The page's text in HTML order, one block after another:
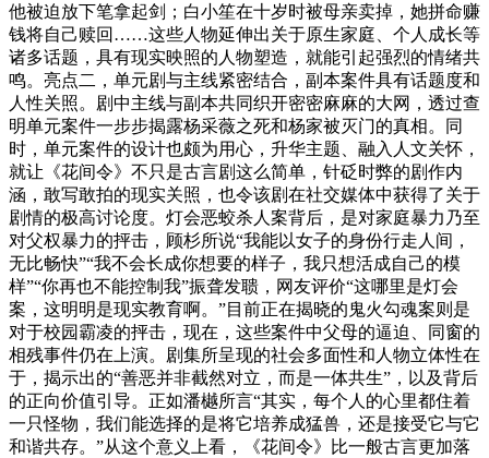
他被迫放下笔拿起剑；白小笙在十岁时被母亲卖掉，她拼命赚
钱将自己赎回……这些人物延伸出关于原生家庭、个人成长等
诸多话题，具有现实映照的人物塑造，就能引起强烈的情绪共
鸣。亮点二，单元剧与主线紧密结合，副本案件具有话题度和
人性关照。剧中主线与副本共同织开密密麻麻的大网，透过查
明单元案件一步步揭露杨采薇之死和杨家被灭门的真相。同
时，单元案件的设计也颇为用心，升华主题、融入人文关怀，
就让《花间令》不只是古言剧这么简单，针砭时弊的剧作内
涵，敢写敢拍的现实关照，也令该剧在社交媒体中获得了关于
剧情的极高讨论度。灯会恶蛟杀人案背后，是对家庭暴力乃至
对父权暴力的抨击，顾杉所说“我能以女子的身份行走人间，
无比畅快”“我不会长成你想要的样子，我只想活成自己的模
样”“你再也不能控制我”振聋发聩，网友评价“这哪里是灯会
案，这明明是现实教育啊。”目前正在揭晓的鬼火勾魂案则是
对于校园霸凌的抨击，现在，这些案件中父母的逼迫、同窗的
相残事件仍在上演。剧集所呈现的社会多面性和人物立体性在
于，揭示出的“善恶并非截然对立，而是一体共生”，以及背后
的正向价值引导。正如潘樾所言“其实，每个人的心里都住着
一只怪物，我们能选择的是将它培养成猛兽，还是接受它与它
和谐共存。”从这个意义上看，《花间令》比一般古言更加落